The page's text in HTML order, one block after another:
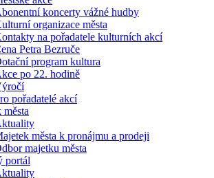
koncerty vážné hudby
organizace města
na pořadatele kulturních akcí
Petra Bezruče
program kultura
po 22. hodině
pořadatelé akcí
města
města k pronájmu a prodeji
majetku města
portál